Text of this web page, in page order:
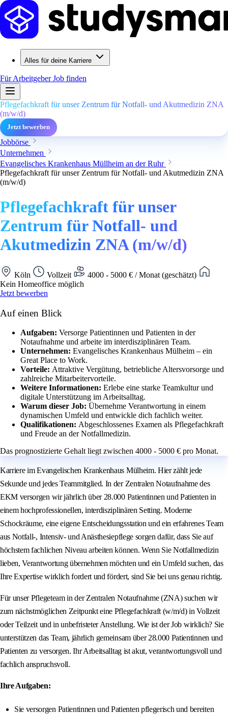
Alles für deine Karriere
Für ArbeitgeberJob finden
Pflegefachkraft für unser Zentrum für Notfall- und Akutmedizin ZNA
(m/w/d)
Jetzt bewerben
Jobbörse
Unternehmen
Evangelisches Krankenhaus Müllheim an der Ruhr
Pflegefachkraft für unser Zentrum für Notfall- und Akutmedizin ZNA
(m/w/d)
Pflegefachkraft für unser
Zentrum für Notfall- und
Akutmedizin ZNA (m/w/d)
Köln Vollzeit
4000 - 5000 € / Monat (geschätzt)
Kein Homeoffice möglich
Jetzt bewerben
Auf einen Blick
Aufgaben: Versorge Patientinnen und Patienten in der
Notaufnahme und arbeite im interdisziplinären Team.
Unternehmen: Evangelisches Krankenhaus Mülheim – ein
Great Place to Work.
Vorteile: Attraktive Vergütung, betriebliche Altersvorsorge und
zahlreiche Mitarbeitervorteile.
Weitere Informationen: Erlebe eine starke Teamkultur und
digitale Unterstützung im Arbeitsalltag.
Warum dieser Job: Übernehme Verantwortung in einem
dynamischen Umfeld und entwickle dich fachlich weiter.
Qualifikationen: Abgeschlossenes Examen als Pflegefachkraft
und Freude an der Notfallmedizin.
Das prognostizierte Gehalt liegt zwischen 4000 - 5000 € pro Monat.
Karriere im Evangelischen Krankenhaus Mülheim. Hier zählt jede
Sekunde und jedes Teammitglied. In der Zentralen Notaufnahme des
EKM versorgen wir jährlich über 28.000 Patientinnen und Patienten in
einem hochprofessionellen, interdisziplinären Setting. Moderne
Schockräume, eine eigene Entscheidungsstation und ein erfahrenes Team
aus Notfall-, Intensiv- und Anästhesiepflege sorgen dafür, dass Sie auf
höchstem fachlichen Niveau arbeiten können. Wenn Sie Notfallmedizin
lieben, Verantwortung übernehmen möchten und ein Umfeld suchen, das
Ihre Expertise wirklich fordert und fördert, sind Sie bei uns genau richtig.
Für unser Pflegeteam in der Zentralen Notaufnahme (ZNA) suchen wir
zum nächstmöglichen Zeitpunkt eine Pflegefachkraft (w/m/d) in Vollzeit
oder Teilzeit und in unbefristeter Anstellung. Wie ist der Job wirklich? Sie
unterstützen das Team, jährlich gemeinsam über 28.000 Patientinnen und
Patienten zu versorgen. Ihr Arbeitsalltag ist akut, verantwortungsvoll und
fachlich anspruchsvoll.
Ihre Aufgaben:
Sie versorgen Patientinnen und Patienten pflegerisch und bereiten